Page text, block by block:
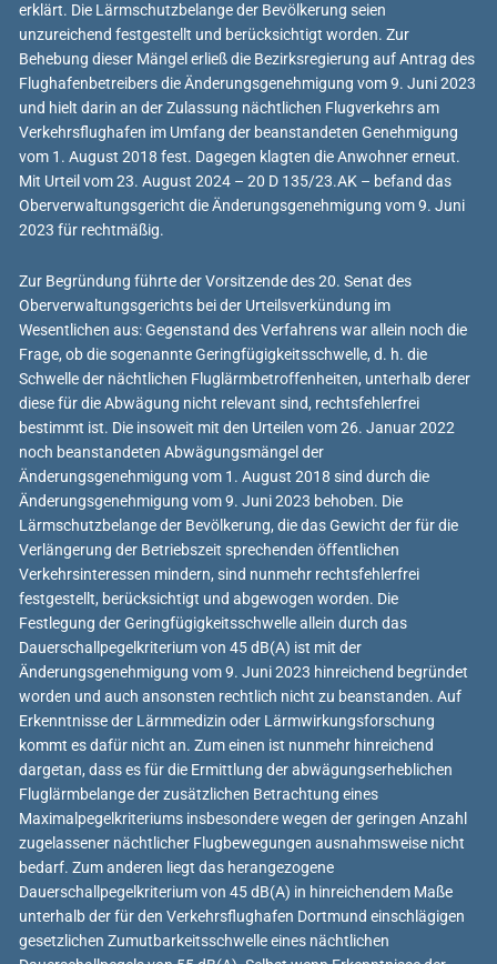
erklärt. Die Lärmschutzbelange der Bevölkerung seien
unzureichend festgestellt und berücksichtigt worden. Zur
Behebung dieser Mängel erließ die Bezirksregierung auf Antrag des
Flughafenbetreibers die Änderungsgenehmigung vom 9. Juni 2023
und hielt darin an der Zulassung nächtlichen Flugverkehrs am
Verkehrsflughafen im Umfang der beanstandeten Genehmigung
vom 1. August 2018 fest. Dagegen klagten die Anwohner erneut.
Mit Urteil vom 23. August 2024 – 20 D 135/23.AK – befand das
Oberverwaltungsgericht die Änderungsgenehmigung vom 9. Juni
2023 für rechtmäßig.
Zur Begründung führte der Vorsitzende des 20. Senat des
Oberverwaltungsgerichts bei der Urteilsverkündung im
Wesentlichen aus: Gegenstand des Verfahrens war allein noch die
Frage, ob die sogenannte Geringfügigkeitsschwelle, d. h. die
Schwelle der nächtlichen Fluglärmbetroffenheiten, unterhalb derer
diese für die Abwägung nicht relevant sind, rechtsfehlerfrei
bestimmt ist. Die insoweit mit den Urteilen vom 26. Januar 2022
noch beanstandeten Abwägungsmängel der
Änderungsgenehmigung vom 1. August 2018 sind durch die
Änderungsgenehmigung vom 9. Juni 2023 behoben. Die
Lärmschutzbelange der Bevölkerung, die das Gewicht der für die
Verlängerung der Betriebszeit sprechenden öffentlichen
Verkehrsinteressen mindern, sind nunmehr rechtsfehlerfrei
festgestellt, berücksichtigt und abgewogen worden. Die
Festlegung der Geringfügigkeitsschwelle allein durch das
Dauerschallpegelkriterium von 45 dB(A) ist mit der
Änderungsgenehmigung vom 9. Juni 2023 hinreichend begründet
worden und auch ansonsten rechtlich nicht zu beanstanden. Auf
Erkenntnisse der Lärmmedizin oder Lärmwirkungsforschung
kommt es dafür nicht an. Zum einen ist nunmehr hinreichend
dargetan, dass es für die Ermittlung der abwägungserheblichen
Fluglärmbelange der zusätzlichen Betrachtung eines
Maximalpegelkriteriums insbesondere wegen der geringen Anzahl
zugelassener nächtlicher Flugbewegungen ausnahmsweise nicht
bedarf. Zum anderen liegt das herangezogene
Dauerschallpegelkriterium von 45 dB(A) in hinreichendem Maße
unterhalb der für den Verkehrsflughafen Dortmund einschlägigen
gesetzlichen Zumutbarkeitsschwelle eines nächtlichen